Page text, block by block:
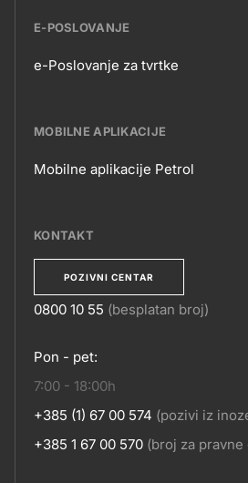
E-POSLOVANJE
POSLOVANJE
e-Poslovanje za tvrtke
MOBILNE APLIKACIJE
APLIKACIJE
Mobilne aplikacije Petrol
KONTAKT
POZIVNI CENTAR
KONTAKT
0800 10 55 (besplatan broj)
Pon - pet:
7:00 - 18:00h
+385 (1) 67 00 574 (pozivi iz
+385 1 67 00 570 (broj za pravne